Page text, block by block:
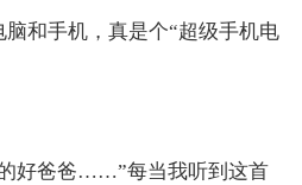
和手机，真是个“超级手机电
好爸爸……”每当我听到这首